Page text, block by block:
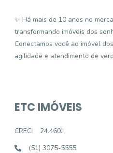
✨ Há mais de 10 anos no
transformando imóveis dos
Conectamos você ao imóvel
agilidade e atendimento de
ETC IMÓVEIS
CRECI
24.460J
(51) 3075-5555